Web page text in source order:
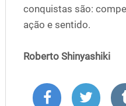
conquistas são:
ação e sentido.
Roberto Shinyashiki